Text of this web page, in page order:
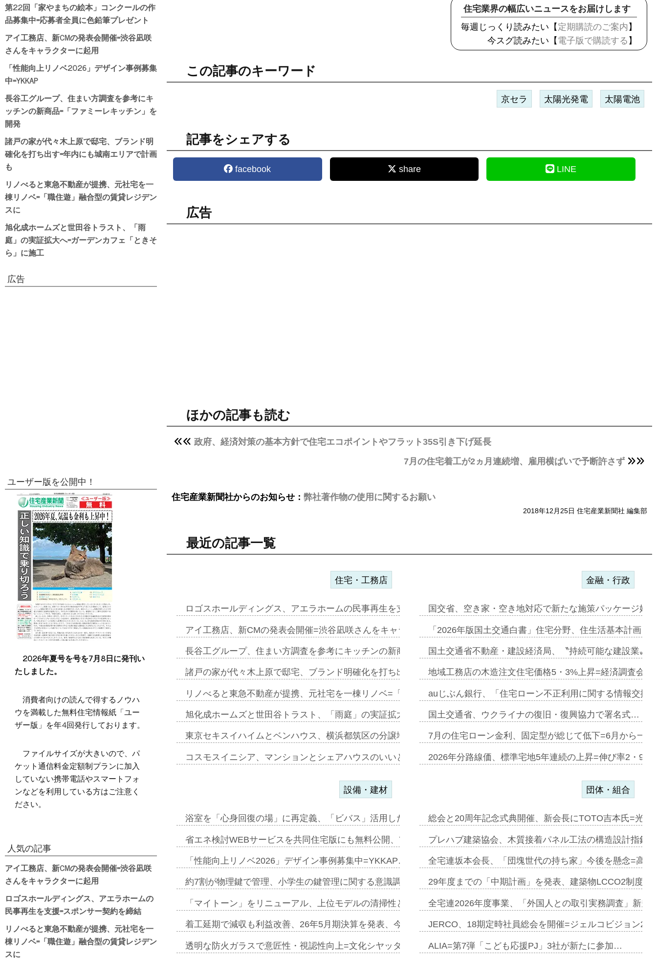
住宅業界の幅広いニュースをお届けします
毎週じっくり読みたい【 定期購読のご案内 】
今スグ読みたい【 電子版で購読する 】
この記事のキーワード
京セラ 太陽光発電 太陽電池
記事をシェアする
facebook share LINE
広告
ほかの記事も読む
政府、経済対策の基本方針で住宅エコポイントやフラット35S引き下げ延長
7月の住宅着工が2ヵ月連続増、雇用横ばいで予断許さず
住宅産業新聞社からのお知らせ： 弊社著作物の使用に関するお願い
2018年12月25日 住宅産業新聞社 編集部
最近の記事一覧
住宅・工務店
ロゴスホールディングス、アエラホームの民事再生を支援=スポンサー契約…
アイ工務店、新CMの発表会開催=渋谷凪咲さんをキャラクターに起用…
長谷工グループ、住まい方調査を参考にキッチンの新商品=「ファミーレキ…
諸戸の家が代々木上原で邸宅、ブランド明確化を打ち出す=年内にも城南エ…
リノべると東急不動産が提携、元社宅を一棟リノベ=「職住遊」融合型の賃…
旭化成ホームズと世田谷トラスト、「雨庭」の実証拡大へ=ガーデンカフェ…
東京セキスイハイムとベンハウス、横浜都筑区の分譲地開発で初協業=お互…
コスモスイニシア、マンションとシェアハウスのいいとこどりのコリビング…
金融・行政
国交省、空き家・空き地対応で新たな施策パッケージ始
「2026年版国土交通白書」住宅分野、住生活基本計画
国土交通省不動産・建設経済局、〝持続可能な建設業〟
地域工務店の木造注文住宅価格5・3%上昇=経済調査会
auじぶん銀行、「住宅ローン不正利用に関する情報交換
国土交通省、ウクライナの復旧・復興協力で署名式…
7月の住宅ローン金利、固定型が総じて低下=6月から一
2026年分路線価、標準宅地5年連続の上昇=伸び率2・
設備・建材
浴室を「心身回復の場」に再定義、「ビバス」活用した新入浴法を提案=P…
省エネ検討WEBサービスを共同住宅版にも無料公開、YKKAPとワンビ…
「性能向上リノベ2026」デザイン事例募集中=YKKAP…
約7割が物理鍵で管理、小学生の鍵管理に関する意識調査=Nature…
「マイトーン」をリニューアル、上位モデルの清掃性と安全性追加=リンナ…
着工延期で減収も利益改善、26年5月期決算を発表、今期は増収見込む=…
透明な防火ガラスで意匠性・視認性向上=文化シヤッター…
団体・組合
総会と20周年記念式典開催、新会長にTOTO吉本氏=光
プレハブ建築協会、木質接着パネル工法の構造設計指針
全宅連坂本会長、「団塊世代の持ち家」今後を懸念=高
29年度までの「中期計画」を発表、建築物LCCO2制度
全宅連2026年度事業、「外国人との取引実務調査」新規
JERCO、18期定時社員総会を開催=ジェルコビジョン
ALIA=第7弾「こども応援PJ」3社が新たに参加…
第22回「家やまちの絵本」コンクールの作
品募集中=応募者全員に色鉛筆プレゼント
アイ工務店、新CMの発表会開催=渋谷凪咲
さんをキャラクターに起用
「性能向上リノベ2026」デザイン事例募集
中=YKKAP
長谷工グループ、住まい方調査を参考にキ
ッチンの新商品=「ファミーレキッチン」を
開発
諸戸の家が代々木上原で邸宅、ブランド明
確化を打ち出す=年内にも城南エリアで計画
も
リノべると東急不動産が提携、元社宅を一
棟リノベ=「職住遊」融合型の賃貸レジデン
スに
旭化成ホームズと世田谷トラスト、「雨
庭」の実証拡大へ=ガーデンカフェ「ときそ
ら」に施工
広告
ユーザー版を公開中！
2026年夏号を号を7月8日に発刊い
たしました。
消費者向けの読んで得するノウハ
ウを満載した無料住宅情報紙「ユー
ザー版」を年4回発行しております。
ファイルサイズが大きいので、パ
ケット通信料金定額制プランに加入
していない携帯電話やスマートフォ
ンなどを利用している方はご注意く
ださい。
人気の記事
アイ工務店、新CMの発表会開催=渋谷凪咲
さんをキャラクターに起用
ロゴスホールディングス、アエラホームの
民事再生を支援=スポンサー契約を締結
リノべると東急不動産が提携、元社宅を一
棟リノベ=「職住遊」融合型の賃貸レジデン
スに